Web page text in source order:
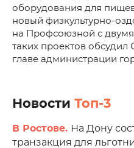
оборудования для
новый физкультурно-
на Профсоюзной с
таких проектов
главе администрации
Новости Топ-3
В Ростове. На Дону
транзакция для